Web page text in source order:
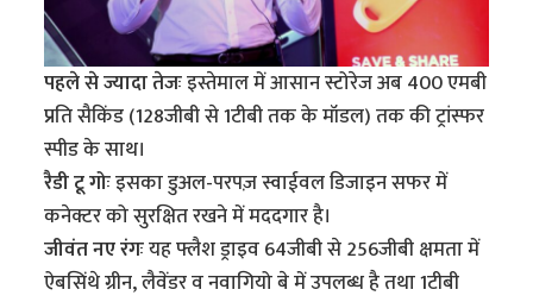
पहले से ज्यादा तेजःइस्तेमाल में आसान स्टोरेज अब 400 एमबी
प्रति सैकिंड (128जीबी से 1टीबी तक के मॉडल) तक की ट्रांस्फर
स्पीड के साथ।
रैडी टू गोःइसका डुअल-परपज़ स्वाईवल डिजाइन सफर में
कनेक्टर को सुरक्षित रखने में मददगार है।
जीवंत नए रंगःयह फ्लैश ड्राइव 64जीबी से 256जीबी क्षमता में
ऐबसिंथे ग्रीन, लैवेंडर व नवागियो बे में उपलब्ध है तथा 1टीबी